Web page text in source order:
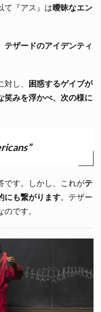
て『アス』は曖昧なエン
テザードのアイデンティ
し、
困惑するゲイブが
笑みを浮かべ、次の様に
です。しかし、これがテ
にも繋がります。テザー
です。